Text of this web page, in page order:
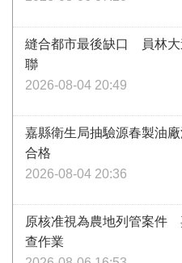
縫合都市最後缺口 員林大
聯
2026-08-04 20:49
嘉縣衛生局抽驗源春製油
合格
2026-08-04 20:36
原核准視為農地列管案件
查作業